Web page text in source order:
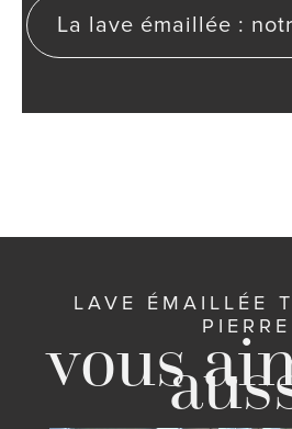
La lave émaillée :
LAVE ÉMAILLÉE
PIERRE
vous